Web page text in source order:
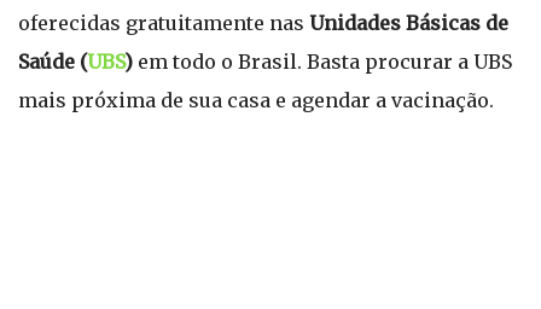
oferecidas gratuitamente nas Unidades Básicas de
Saúde (UBS) em todo o Brasil. Basta procurar a UBS
mais próxima de sua casa e agendar a vacinação.